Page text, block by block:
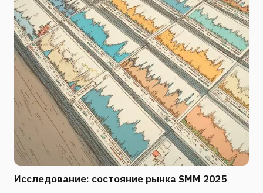
Исследование: состояние рынка SMM 2025